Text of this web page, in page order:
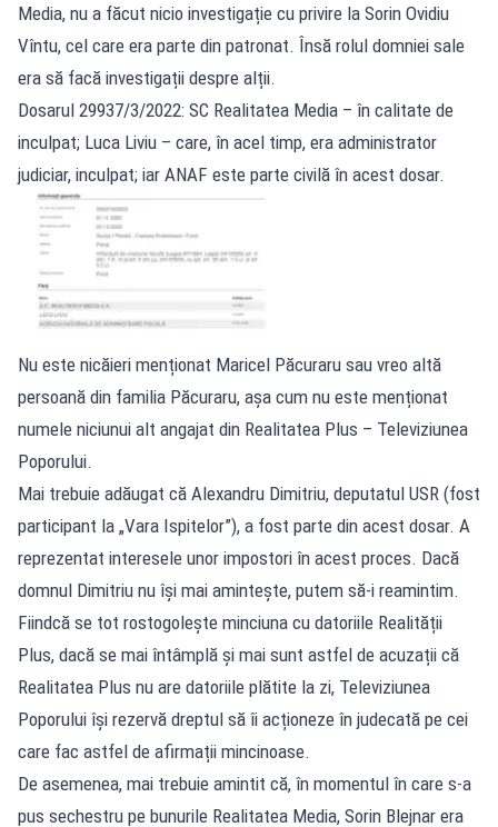
Media, nu a făcut nicio investigație cu privire la Sorin Ovidiu
Vîntu, cel care era parte din patronat. Însă rolul domniei sale
era să facă investigații despre alții.
Dosarul 29937/3/2022: SC Realitatea Media – în calitate de
inculpat; Luca Liviu – care, în acel timp, era administrator
judiciar, inculpat; iar ANAF este parte civilă în acest dosar.
Nu este nicăieri menționat Maricel Păcuraru sau vreo altă
persoană din familia Păcuraru, așa cum nu este menționat
numele niciunui alt angajat din Realitatea Plus – Televiziunea
Poporului.
Mai trebuie adăugat că Alexandru Dimitriu, deputatul USR (fost
participant la „Vara Ispitelor”), a fost parte din acest dosar. A
reprezentat interesele unor impostori în acest proces. Dacă
domnul Dimitriu nu își mai amintește, putem să-i reamintim.
Fiindcă se tot rostogolește minciuna cu datoriile Realității
Plus, dacă se mai întâmplă și mai sunt astfel de acuzații că
Realitatea Plus nu are datoriile plătite la zi, Televiziunea
Poporului își rezervă dreptul să îi acționeze în judecată pe cei
care fac astfel de afirmații mincinoase.
De asemenea, mai trebuie amintit că, în momentul în care s-a
pus sechestru pe bunurile Realitatea Media, Sorin Blejnar era